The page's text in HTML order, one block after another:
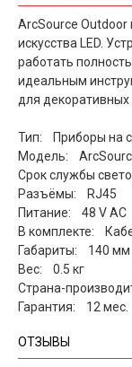
ArcSource Outdoor
искусства LED.
работать
идеальным
для декоративных
Тип: Приборы на
Модель:
Срок службы
Разъёмы: RJ45
Питание: 48 V AC
В комплекте:
Габариты: 140 мм
Вес: 0.5 кг
Страна-
Гарантия: 12 мес.
ОТЗЫВЫ